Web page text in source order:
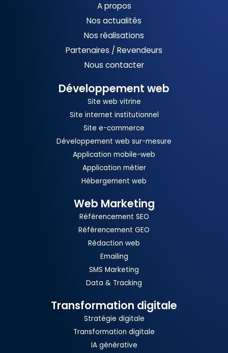
A propos
Nos actualités
Nos réalisations
Partenaires / Revendeurs
Nous contacter
Développement web
Site web vitrine
Site internet institutionnel
Site e-commerce
Développement web sur-mesure
Application mobile-web
Application métier
Hébergement web
Web Marketing
Référencement SEO
Référencement GEO
Rédaction web
Emailing
SMS Marketing
Data & Tracking
Transformation digitale
Stratégie digitale
Transformation digitale
IA générative